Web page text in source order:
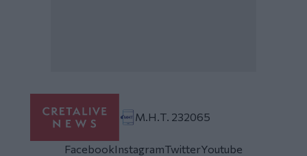
Μ.Η.Τ. 232065
FacebookInstagramTwitterYoutube